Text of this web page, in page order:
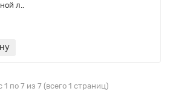
л..
1 по 7 из 7 (всего 1 страниц)